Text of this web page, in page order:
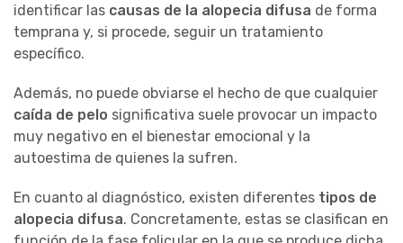
identificar las causas de la alopecia difusa de forma
temprana y, si procede, seguir un tratamiento
específico.
Además, no puede obviarse el hecho de que cualquier
caída de pelo significativa suele provocar un impacto
muy negativo en el bienestar emocional y la
autoestima de quienes la sufren.
En cuanto al diagnóstico, existen diferentes tipos de
alopecia difusa. Concretamente, estas se clasifican en